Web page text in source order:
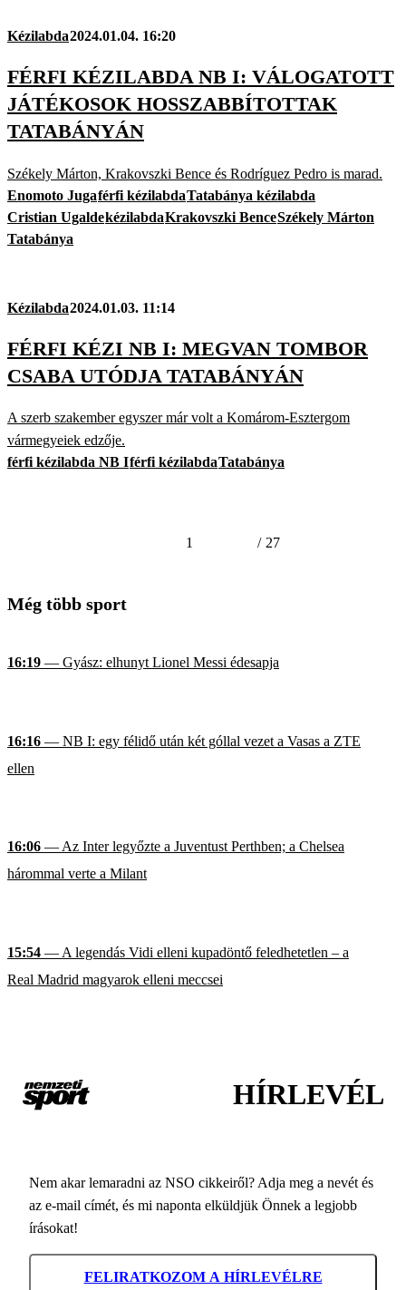
Kézilabda2024.01.04. 16:20
FÉRFI KÉZILABDA NB I: VÁLOGATOTT
JÁTÉKOSOK HOSSZABBÍTOTTAK
TATABÁNYÁN
Székely Márton, Krakovszki Bence és Rodríguez Pedro is marad.
Enomoto Jugaférfi kézilabdaTatabánya kézilabda
Cristian UgaldekézilabdaKrakovszki BenceSzékely Márton
Tatabánya
Kézilabda2024.01.03. 11:14
FÉRFI KÉZI NB I: MEGVAN TOMBOR
CSABA UTÓDJA TATABÁNYÁN
A szerb szakember egyszer már volt a Komárom-Esztergom
vármegyeiek edzője.
férfi kézilabda NB Iférfi kézilabdaTatabánya
1 / 27
Még több sport
16:19 — Gyász: elhunyt Lionel Messi édesapja
16:16 — NB I: egy félidő után két góllal vezet a Vasas a ZTE
ellen
16:06 — Az Inter legyőzte a Juventust Perthben; a Chelsea
hárommal verte a Milant
15:54 — A legendás Vidi elleni kupadöntő feledhetetlen – a
Real Madrid magyarok elleni meccsei
HÍRLEVÉL
Nem akar lemaradni az NSO cikkeiről? Adja meg a nevét és
az e-mail címét, és mi naponta elküldjük Önnek a legjobb
írásokat!
FELIRATKOZOM A HÍRLEVÉLRE